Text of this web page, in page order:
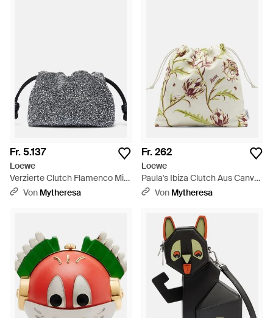
Fr. 5.137
Loewe
Verzierte Clutch Flamenco Mini
- Grau
Von Mytheresa
Fr. 262
Loewe
Paula's Ibiza Clutch Aus Canvas
- Mettallic
Von Mytheresa